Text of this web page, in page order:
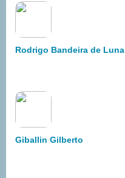
Rodrigo Bandeira de Luna
Giballin Gilberto